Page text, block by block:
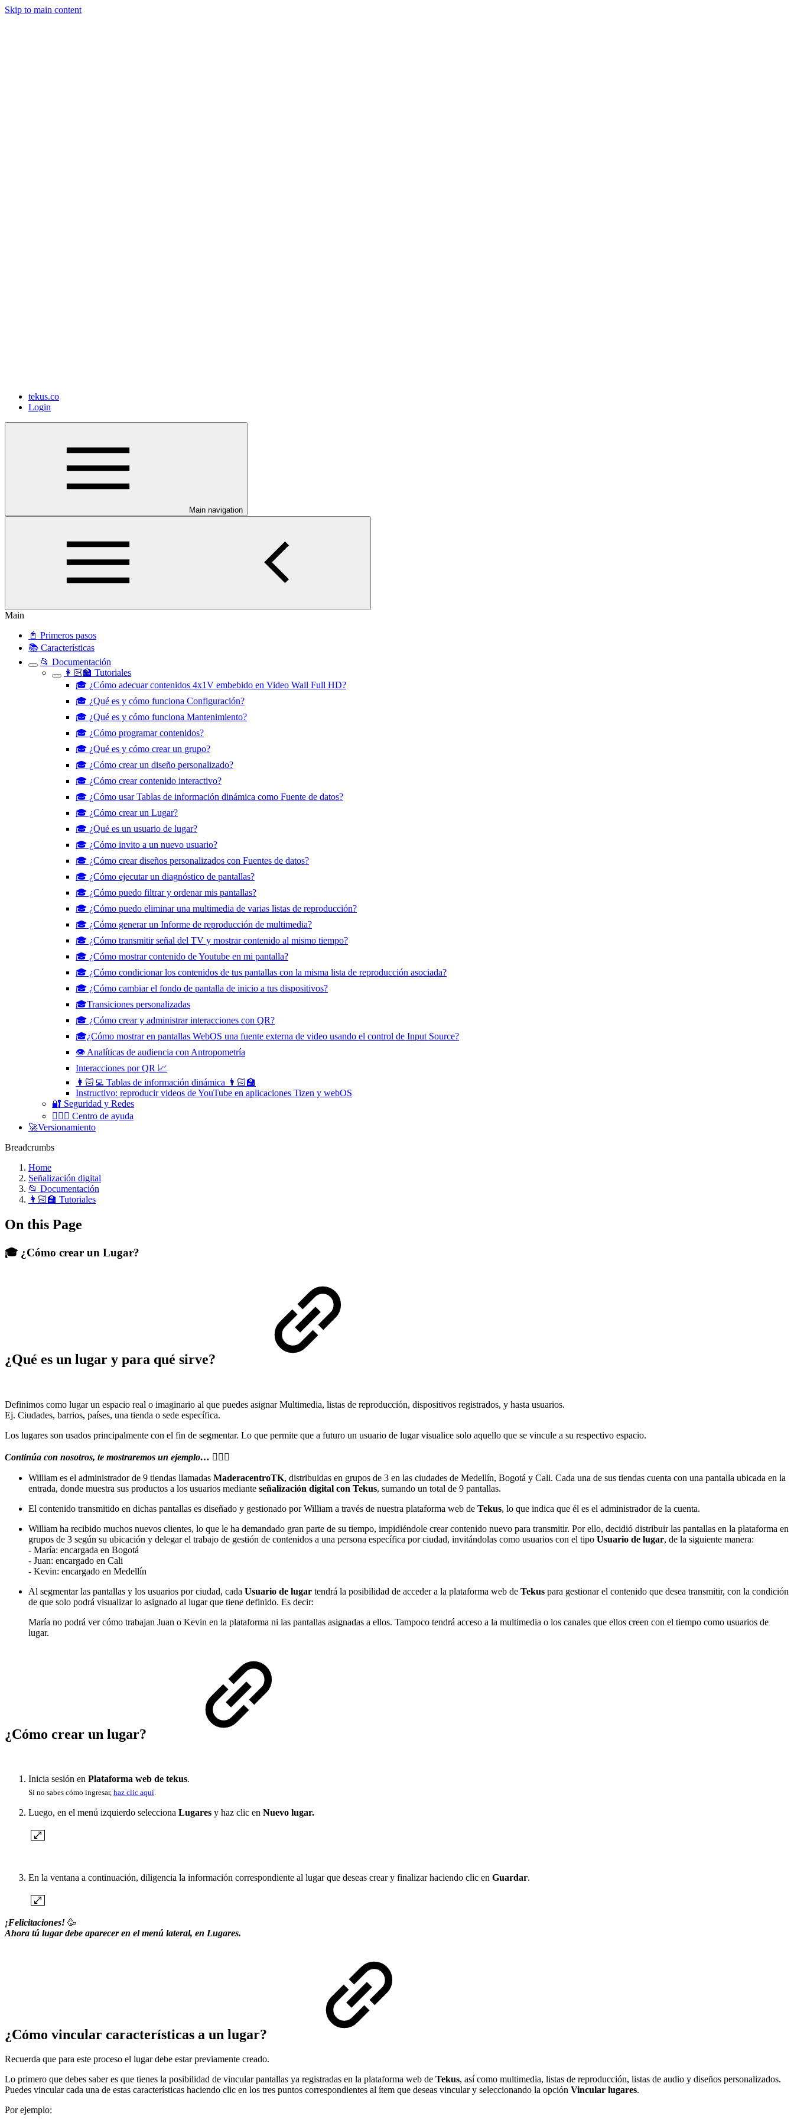
Skip to main content
tekus.co
Login
Main navigation
Main
📓 Primeros pasos
📚 Características
📂 Documentación
👩🏻‍🏫 Tutoriales
🎓 ¿Cómo adecuar contenidos 4x1V embebido en Video Wall Full HD?
🎓 ¿Qué es y cómo funciona Configuración?
🎓 ¿Qué es y cómo funciona Mantenimiento?
🎓 ¿Cómo programar contenidos?
🎓 ¿Qué es y cómo crear un grupo?
🎓 ¿Cómo crear un diseño personalizado?
🎓 ¿Cómo crear contenido interactivo?
🎓 ¿Cómo usar Tablas de información dinámica como Fuente de datos?
🎓 ¿Cómo crear un Lugar?
🎓 ¿Qué es un usuario de lugar?
🎓 ¿Cómo invito a un nuevo usuario?
🎓 ¿Cómo crear diseños personalizados con Fuentes de datos?
🎓 ¿Cómo ejecutar un diagnóstico de pantallas?
🎓 ¿Cómo puedo filtrar y ordenar mis pantallas?
🎓 ¿Cómo puedo eliminar una multimedia de varias listas de reproducción?
🎓 ¿Cómo generar un Informe de reproducción de multimedia?
🎓 ¿Cómo transmitir señal del TV y mostrar contenido al mismo tiempo?
🎓 ¿Cómo mostrar contenido de Youtube en mi pantalla?
🎓 ¿Cómo condicionar los contenidos de tus pantallas con la misma lista de reproducción asociada?
🎓 ¿Cómo cambiar el fondo de pantalla de inicio a tus dispositivos?
🎓Transiciones personalizadas
🎓 ¿Cómo crear y administrar interacciones con QR?
🎓¿Cómo mostrar en pantallas WebOS una fuente externa de video usando el control de Input Source?
👁️ Analíticas de audiencia con Antropometría
Interacciones por QR 📈
👩🏻‍💻 Tablas de información dinámica 👨🏻‍🏫
Instructivo: reproducir videos de YouTube en aplicaciones Tizen y webOS
🔐 Seguridad y Redes
🧏🏻‍♀️ Centro de ayuda
🚀Versionamiento
Breadcrumbs
Home
Señalización digital
📂 Documentación
👩🏻‍🏫 Tutoriales
On this Page
🎓 ¿Cómo crear un Lugar?
¿Qué es un lugar y para qué sirve?
Definimos como lugar un espacio real o imaginario al que puedes asignar Multimedia, listas de reproducción, dispositivos registrados, y hasta usuarios.
Ej. Ciudades, barrios, países, una tienda o sede específica.
Los lugares son usados principalmente con el fin de segmentar. Lo que permite que a futuro un usuario de lugar visualice solo aquello que se vincule a su respectivo espacio.
Continúa con nosotros, te mostraremos un ejemplo… 🤸🏻‍♀️
William es el administrador de 9 tiendas llamadas MaderacentroTK, distribuidas en grupos de 3 en las ciudades de Medellín, Bogotá y Cali. Cada una de sus tiendas cuenta con una pantalla ubicada en la
entrada, donde muestra sus productos a los usuarios mediante señalización digital con Tekus, sumando un total de 9 pantallas.
El contenido transmitido en dichas pantallas es diseñado y gestionado por William a través de nuestra plataforma web de Tekus, lo que indica que él es el administrador de la cuenta.
William ha recibido muchos nuevos clientes, lo que le ha demandado gran parte de su tiempo, impidiéndole crear contenido nuevo para transmitir. Por ello, decidió distribuir las pantallas en la plataforma en
grupos de 3 según su ubicación y delegar el trabajo de gestión de contenidos a una persona específica por ciudad, invitándolas como usuarios con el tipo Usuario de lugar, de la siguiente manera:
- María: encargada en Bogotá
- Juan: encargado en Cali
- Kevin: encargado en Medellín
Al segmentar las pantallas y los usuarios por ciudad, cada Usuario de lugar tendrá la posibilidad de acceder a la plataforma web de Tekus para gestionar el contenido que desea transmitir, con la condición
de que solo podrá visualizar lo asignado al lugar que tiene definido. Es decir:
María no podrá ver cómo trabajan Juan o Kevin en la plataforma ni las pantallas asignadas a ellos. Tampoco tendrá acceso a la multimedia o los canales que ellos creen con el tiempo como usuarios de
lugar.
¿Cómo crear un lugar?
Inicia sesión en Plataforma web de tekus.
Si no sabes cómo ingresar, haz clic aquí.
Luego, en el menú izquierdo selecciona Lugares y haz clic en Nuevo lugar.
En la ventana a continuación, diligencia la información correspondiente al lugar que deseas crear y finalizar haciendo clic en Guardar.
¡Felicitaciones! 🥳
Ahora tú lugar debe aparecer en el menú lateral, en Lugares.
¿Cómo vincular características a un lugar?
Recuerda que para este proceso el lugar debe estar previamente creado.
Lo primero que debes saber es que tienes la posibilidad de vincular pantallas ya registradas en la plataforma web de Tekus, así como multimedia, listas de reproducción, listas de audio y diseños personalizados.
Puedes vincular cada una de estas características haciendo clic en los tres puntos correspondientes al ítem que deseas vincular y seleccionando la opción Vincular lugares.
Por ejemplo: